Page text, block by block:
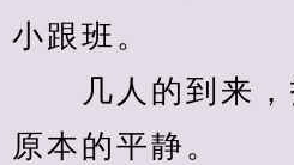
小跟班。
几人的到来，
原本的平静。